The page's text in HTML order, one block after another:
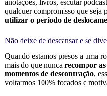
anotações, livros, escutar
qualquer compromisso que seja
utilizar o período de
Não deixe de descansar e se
Quando estamos presos a uma
mais do que nunca recompor
momentos de descontração,
voltarmos 100% focados e